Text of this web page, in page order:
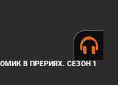
В ПРЕРИЯХ. СЕЗОН 1